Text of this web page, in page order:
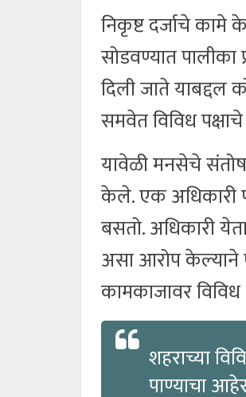
निकृष्ट दर्जाचे कामे
सोडवण्यात
दिली जाते याबद्दल
समवेत विविध
यावेळी मनसेचे संतोष
केले. एक अधिकारी
बसतो. अधिकारी
असा आरोप केल्याने
कामकाजावर
शहराच्या
पाण्याचा